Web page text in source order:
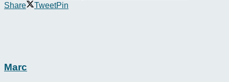
Share
TweetPin
Marc